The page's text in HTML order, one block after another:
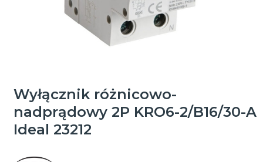
Wyłącznik różnicowo-
nadprądowy 2P KRO6-2/B16/30-A
Ideal 23212